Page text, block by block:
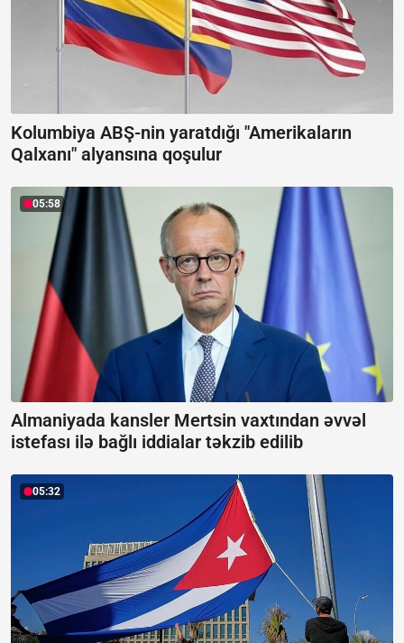
Kolumbiya ABŞ-nin yaratdığı "Amerikaların
Qalxanı" alyansına qoşulur
05:58
Almaniyada kansler Mertsin vaxtından əvvəl
istefası ilə bağlı iddialar təkzib edilib
05:32